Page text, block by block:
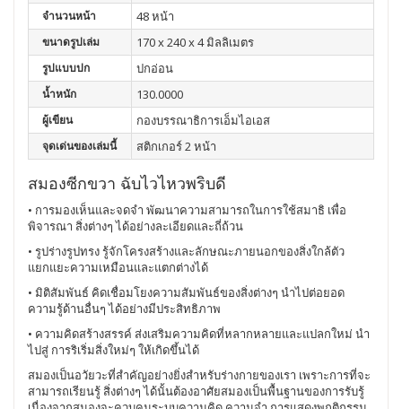
จำนวนหน้า 48 หน้า
ขนาดรูปเล่ม 170 x 240 x 4 มิลลิเมตร
รูปแบบปก ปกอ่อน
น้ำหนัก 130.0000
ผู้เขียน กองบรรณาธิการเอ็มไอเอส
จุดเด่นของเล่มนี้ สติกเกอร์ 2 หน้า
สมองซีกขวา ฉับไวไหวพริบดี
• การมองเห็นและจดจำ พัฒนาความสามารถในการใช้สมาธิ เพื่อ
พิจารณา สิ่งต่างๆ ได้อย่างละเอียดและถี่ถ้วน
• รูปร่างรูปทรง รู้จักโครงสร้างและลักษณะภายนอกของสิ่งใกล้ตัว
แยกแยะความเหมือนและแตกต่างได้
• มิติสัมพันธ์ คิดเชื่อมโยงความสัมพันธ์ของสิ่งต่างๆ นำไปต่อยอด
ความรู้ด้านอื่นๆ ได้อย่างมีประสิทธิภาพ
• ความคิดสร้างสรรค์ ส่งเสริมความคิดที่หลากหลายและแปลกใหม่ นำ
ไปสู่ การริเริ่มสิ่งใหม่ๆ ให้เกิดขึ้นได้
สมองเป็นอวัยวะที่สำคัญอย่างยิ่งสำหรับร่างกายของเรา เพราะการที่จะ
สามารถเรียนรู้ สิ่งต่างๆ ได้นั้นต้องอาศัยสมองเป็นพื้นฐานของการรับรู้